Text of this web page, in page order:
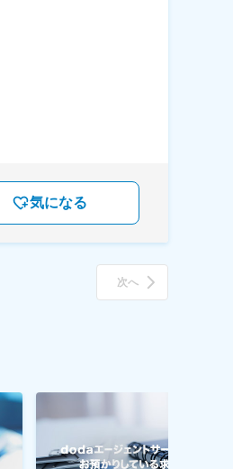
気になる
次へ